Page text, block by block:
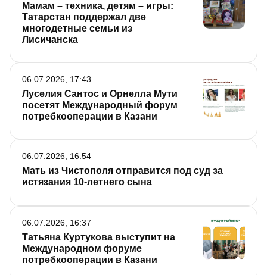
Мамам – техника, детям – игры:
Татарстан поддержал две
многодетные семьи из
Лисичанска
Луселия Сантос и Орнелла Мути
посетят Международный форум
потребкооперации в Казани
06.07.2026, 17:43
Мать из Чистополя отправится под суд за
истязания 10-летнего сына
06.07.2026, 16:54
Татьяна Куртукова выступит на
Международном форуме
потребкооперации в Казани
06.07.2026, 16:37